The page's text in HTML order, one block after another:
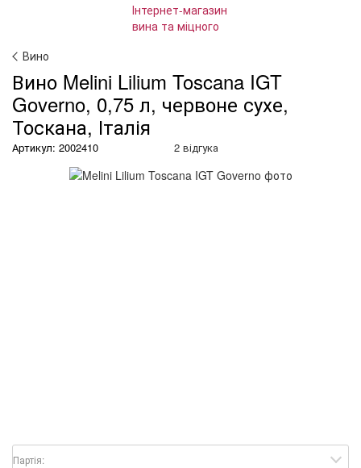
Вино
Вино Melini Lilium Toscana IGT
Governo, 0,75 л, червоне сухе,
Тоскана, Італія
Артикул: 2002410 2 відгука
Партія: